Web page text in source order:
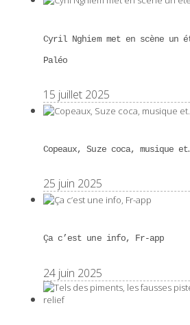
Cyril Nghiem met en scène un
Paléo
15 juillet 2025
Copeaux, Suze coca, musique
25 juin 2025
Ça c’est une info, Fr-app
24 juin 2025